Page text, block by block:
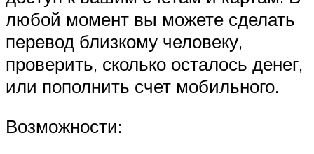
любой момент вы можете сделать
перевод близкому человеку,
проверить, сколько осталось денег,
или пополнить счет мобильного.
Возможности: